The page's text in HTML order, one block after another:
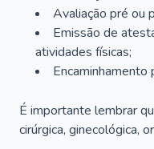
Avaliação pré ou
Emissão de
atividades físicas;
Encaminhamento
É importante lembrar
cirúrgica, ginecológica,